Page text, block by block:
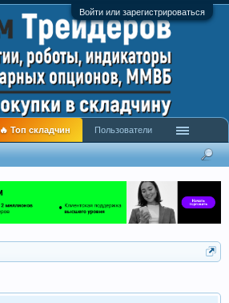
Войти или зарегистрироваться
🔥 Топ складчин Пользователи